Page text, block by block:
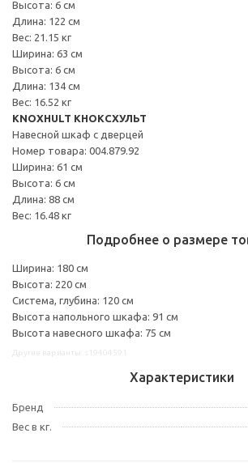
Высота: 6 см
Длина: 122 см
Вес: 21.15 кг
Ширина: 63 см
Высота: 6 см
Длина: 134 см
Вес: 16.52 кг
KNOXHULT КНОКСХУЛЬТ
Навесной шкаф с дверцей
Номер товара: 004.879.92
Ширина: 61 см
Высота: 6 см
Длина: 88 см
Вес: 16.48 кг
Подробнее о размере
Ширина: 180 см
Высота: 220 см
Система, глубина: 120 см
Высота напольного шкафа: 91 см
Высота навесного шкафа: 75 см
Характеристики
Бренд
Вес в кг.